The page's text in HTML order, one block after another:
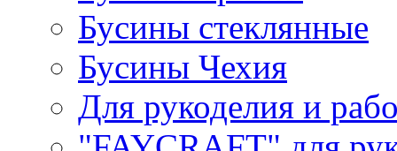
Бусины стеклянные
Бусины Чехия
Для рукоделия и